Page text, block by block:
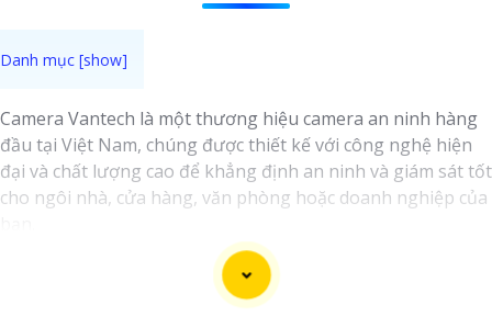
Camera Vantech là một thương hiệu camera an ninh hàng
đầu tại Việt Nam, chúng được thiết kế với công nghệ hiện
đại và chất lượng cao để khẳng định an ninh và giám sát tốt
cho ngôi nhà, cửa hàng, văn phòng hoặc doanh nghiệp của
Vantech Việt Nam cung cấp các dòng sản phẩm camera
giám sát chất lượng cao như camera IP, camera HD-TVI,
camera AHD, camera wifi, camera thông minh, và nhiều hơn